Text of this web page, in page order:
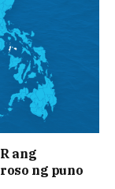
ang
ng puno